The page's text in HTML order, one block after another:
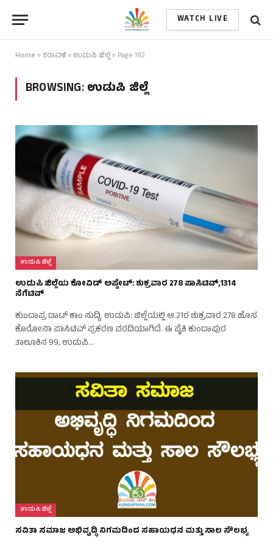
WATCH LIVE
Home »ಕರಾವಳಿ» ಉಡುಪಿ ಜಿಲ್ಲೆ» Page 192
BROWSING:ಉಡುಪಿ ಜಿಲ್ಲೆ
ಉಡುಪಿ ಜಿಲ್ಲೆ
ಉಡುಪಿ ಜಿಲ್ಲೆಯ ಕೋವಿಡ್ ಅಪ್ಡೇಟ್: ಶುಕ್ರವಾರ 278 ಪಾಸಿಟಿವ್,1314
ನೆಗೆಟಿವ್
ಕುಂದಾಪ್ರ ಡಾಟ್ ಕಾಂ ಸುದ್ದಿ. ಉಡುಪಿ: ಜಿಲ್ಲೆಯಲ್ಲಿ ಆ.21ರ ಶುಕ್ರವಾರ 278 ಹೊಸ
ಕೊರೋನಾ ಪಾಸಿಟಿವ್ ಪ್ರಕರಣ ವರದಿಯಾಗಿದೆ. ಈ ಪೈಕಿ ಕುಂದಾಪುರ
ತಾಲೂಕಿನ 99, ಉಡುಪಿ…
ಉಡುಪಿ ಜಿಲ್ಲೆ
ಸವಿತಾ ಸಮಾಜ ಅಭಿವೃದ್ಧಿ ನಿಗಮದಿಂದ ಸಹಾಯಧನ ಮತ್ತು ಸಾಲ ಸೌಲಭ್ಯ